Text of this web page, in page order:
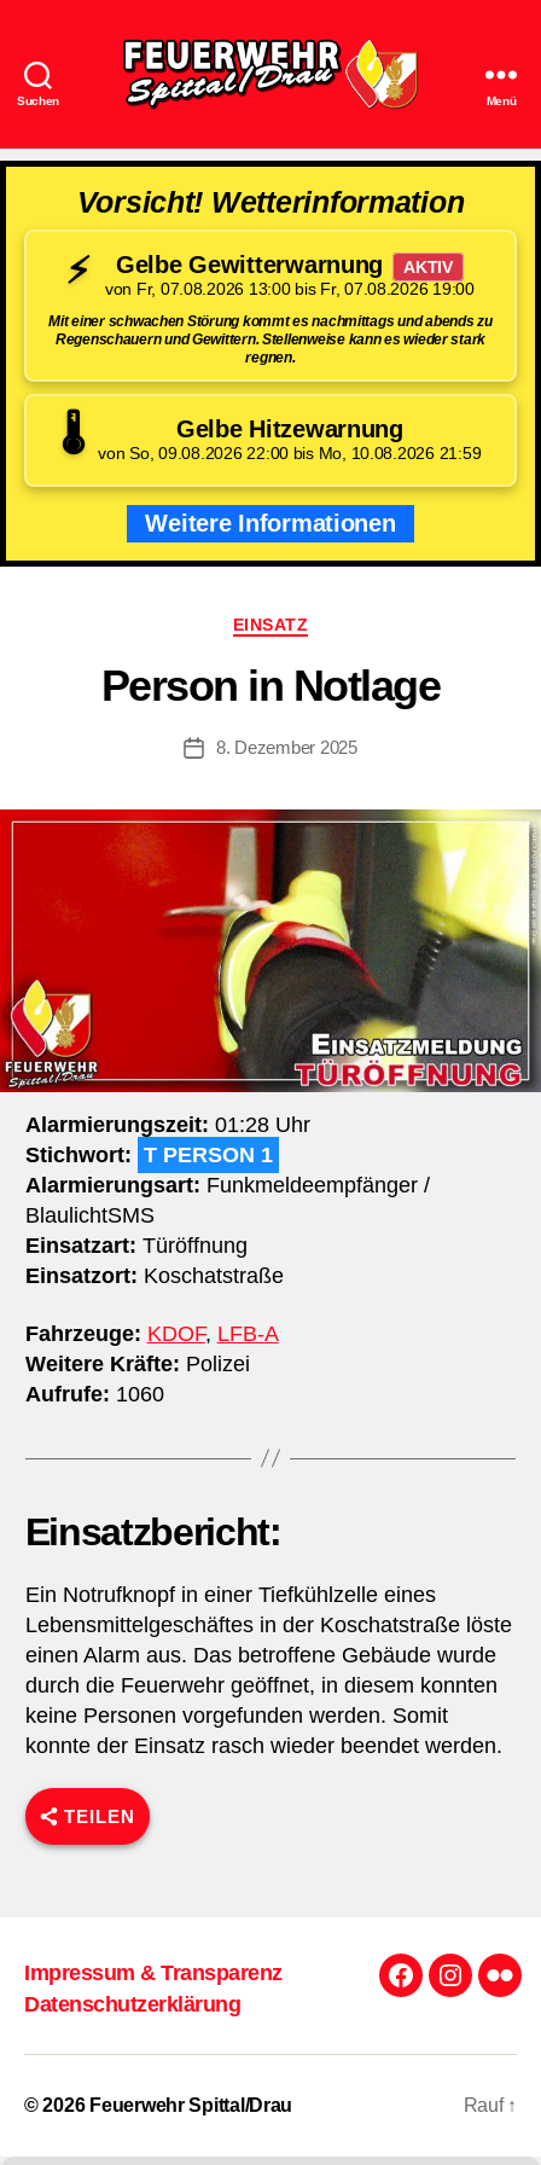
Suchen
Spittal/Drau
Menü
Vorsicht! Wetterinformation
⚡ Gelbe Gewitterwarnung
AKTIV
von Fr, 07.08.2026 13:00 bis Fr, 07.08.2026 19:00
Mit einer schwachen Störung kommt es nachmittags und abends zu
Regenschauern und Gewittern. Stellenweise kann es wieder stark
regnen.
🌡️ Gelbe Hitzewarnung
von So, 09.08.2026 22:00 bis Mo, 10.08.2026 21:59
Weitere Informationen
Kategorien
EINSATZ
Person in Notlage
Beitragsdatum
8. Dezember 2025
Alarmierungszeit: 01:28 Uhr
Stichwort: T PERSON 1
Alarmierungsart: Funkmeldeempfänger /
BlaulichtSMS
Einsatzart: Türöffnung
Einsatzort: Koschatstraße
Fahrzeuge: KDOF, LFB-A
Weitere Kräfte: Polizei
Aufrufe: 1060
Einsatzbericht:
Ein Notrufknopf in einer Tiefkühlzelle eines
Lebensmittelgeschäftes in der Koschatstraße löste
einen Alarm aus. Das betroffene Gebäude wurde
durch die Feuerwehr geöffnet, in diesem konnten
keine Personen vorgefunden werden. Somit
konnte der Einsatz rasch wieder beendet werden.
TEILEN
Impressum & Transparenz
Datenschutzerklärung
Facebook
© 2026 Feuerwehr Spittal/Drau Rauf ↑